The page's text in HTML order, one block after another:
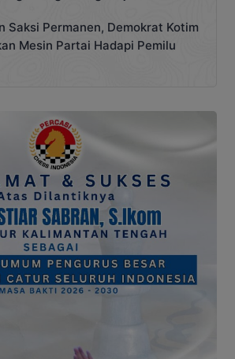
Saksi Permanen, Demokrat Kotim
Mesin Partai Hadapi Pemilu